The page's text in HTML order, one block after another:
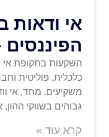
אי ודאות
הפיננסים
השקעות בתקופת אי
כלכלית, פוליטית
משקיעים. מחד, אי
גבוהים בשווקי
קרא עוד »